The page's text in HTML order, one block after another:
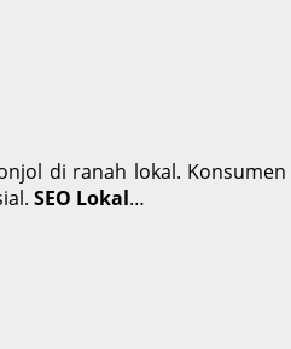
di ranah lokal.
SEO Lokal…